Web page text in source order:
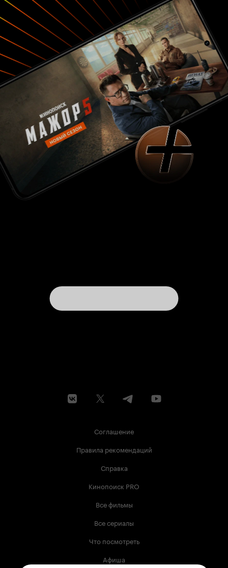
Соглашение
Правила рекомендаций
Справка
Кинопоиск PRO
Все фильмы
Все сериалы
Что посмотреть
Афиша